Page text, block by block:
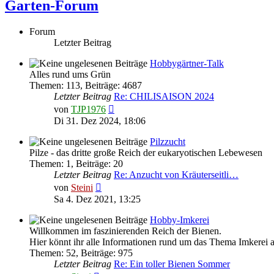
Garten-Forum
Forum
Letzter Beitrag
Hobbygärtner-Talk
Alles rund ums Grün
Themen: 113, Beiträge: 4687
Letzter Beitrag Re: CHILISAISON 2024
von TJP1976
Beitrag
Di 31. Dez 2024, 18:06
Pilzzucht
Pilze - das dritte große Reich der eukaryotischen Lebewesen
Themen: 1 , Beiträge: 20
Letzter Beitrag Re: Anzucht von Kräuterseitli…
von Steini
Beitrag
Sa 4. Dez 2021, 13:25
Hobby-Imkerei
Willkommen im faszinierenden Reich der Bienen.
Hier könnt ihr alle Informationen rund um das Thema Imkerei
Themen: 52, Beiträge: 975
Letzter Beitrag Re: Ein toller Bienen Sommer